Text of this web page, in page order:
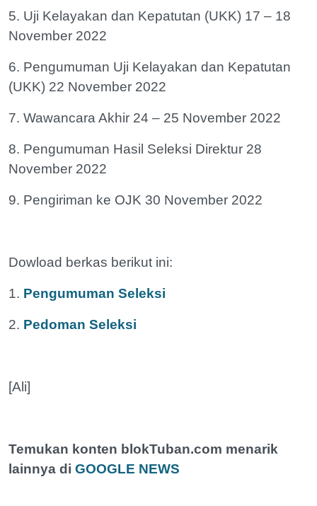
5. Uji Kelayakan dan Kepatutan (UKK) 17 – 18
November 2022
6. Pengumuman Uji Kelayakan dan Kepatutan
(UKK) 22 November 2022
7. Wawancara Akhir 24 – 25 November 2022
8. Pengumuman Hasil Seleksi Direktur 28
November 2022
9. Pengiriman ke OJK 30 November 2022
Dowload berkas berikut ini:
1. Pengumuman Seleksi
2. Pedoman Seleksi
[Ali]
Temukan konten blokTuban.com menarik
lainnya di GOOGLE NEWS